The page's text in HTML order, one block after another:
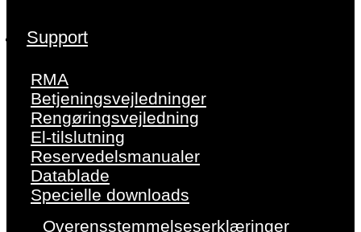
Support
RMA
Betjeningsvejledninger
Rengøringsvejledning
El-tilslutning
Reservedelsmanualer
Datablade
Specielle downloads
Overensstemmelseserklæringer